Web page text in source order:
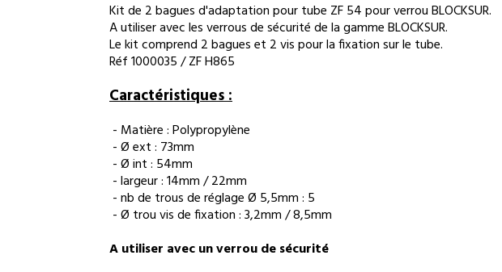
Kit de 2 bagues d'adaptation pour tube ZF 54 pour verrou BLOCKSUR.
A utiliser avec les verrous de sécurité de la gamme BLOCKSUR.
Le kit comprend 2 bagues et 2 vis pour la fixation sur le tube.
Réf 1000035 / ZF H865
Caractéristiques :
- Matière : Polypropylène
- Ø ext : 73mm
- Ø int : 54mm
- largeur : 14mm / 22mm
- nb de trous de réglage Ø 5,5mm : 5
- Ø trou vis de fixation : 3,2mm / 8,5mm
A utiliser avec un verrou de sécurité